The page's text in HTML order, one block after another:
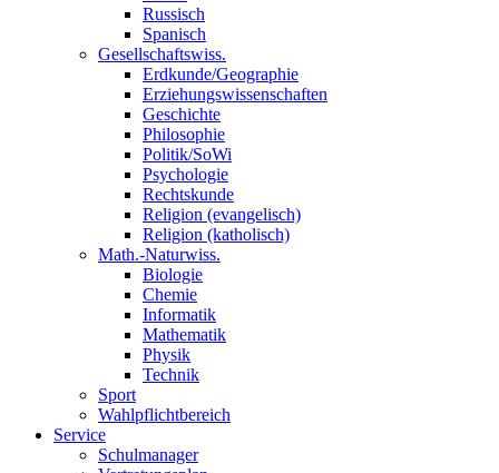
Russisch
Spanisch
Gesellschaftswiss.
Erdkunde/Geographie
Erziehungswissenschaften
Geschichte
Philosophie
Politik/SoWi
Psychologie
Rechtskunde
Religion (evangelisch)
Religion (katholisch)
Math.-Naturwiss.
Biologie
Chemie
Informatik
Mathematik
Physik
Technik
Sport
Wahlpflichtbereich
Service
Schulmanager